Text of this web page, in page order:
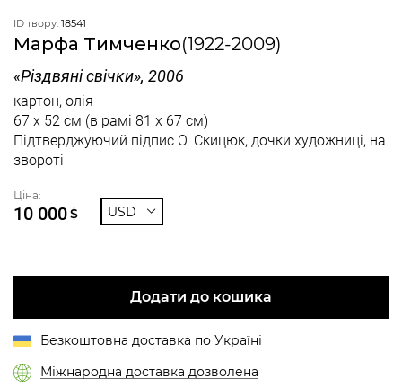
ID твору: 18541
Марфа Тимченко(1922-2009)
«Різдвяні свічки», 2006
картон, олія
67 x 52 см (в рамі 81 x 67 см)
Підтверджуючий підпис О. Скицюк, дочки художниці, на
звороті
Ціна:
10 000$ USD
Додати до кошика
Безкоштовна доставка по Україні
Міжнародна доставка дозволена